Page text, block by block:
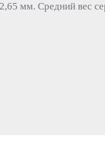
мм. Средний вес